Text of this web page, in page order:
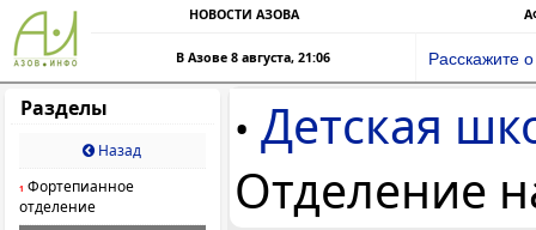
НОВОСТИ АЗОВА
В Азове 8 августа, 21:06 Расскажите
Разделы
Назад
1 Фортепианное
отделение
• Детская
Отделение